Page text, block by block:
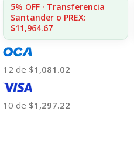
5% OFF · Transferencia
Santander o PREX:
$11,964.67
12 de $1,081.02
10 de $1,297.22